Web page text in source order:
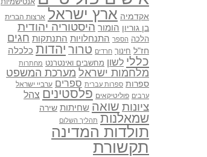
אקדמיה ארץ ישראל ארצות הברית
בן גוריון הומור היסטוריה יהודית
הלכה הספר התנחלויות התנתקות חגים
חז"ל חינוך חרדים טרור יהדות כלכלה
כללי לשון מחשבים ואינטרנט מחתרות
מלחמות ישראל מערכת המשפט
ספרות ספרות עברית ספרים ערביי ישראל
ערבים פוליטיקאים פלסטינים צהל
ציונות שואה שחיתות שירה
שמאלנות תהליך השלום
תולדות המדינה
תקשורת